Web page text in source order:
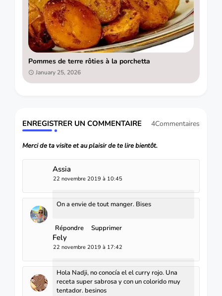
Pommes de terre rôties à la porchetta
January 25, 2026
ENREGISTRER UN COMMENTAIRE 4Commentaires
Merci de ta visite et au plaisir de te lire bientôt.
Assia
22 novembre 2019 à 10:45
On a envie de tout manger. Bises
Répondre Supprimer
Fely
22 novembre 2019 à 17:42
Hola Nadji, no conocía el el curry rojo. Una
receta super sabrosa y con un colorido muy
tentador. besinos